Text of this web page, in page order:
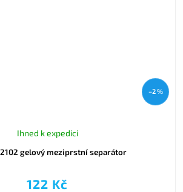
–2 %
2102 gelový meziprstní separátor
Ihned k expedici
122 Kč